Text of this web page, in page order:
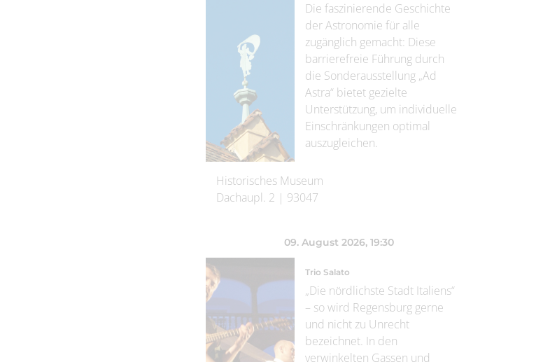
Die faszinierende Geschichte
der Astronomie für alle
zugänglich gemacht: Diese
barrierefreie Führung durch
die Sonderausstellung „Ad
Astra“ bietet gezielte
Unterstützung, um individuelle
Einschränkungen optimal
auszugleichen.
Historisches Museum
Dachaupl. 2 | 93047
09. August 2026, 19:30
Trio Salato
„Die nördlichste Stadt Italiens“
– so wird Regensburg gerne
und nicht zu Unrecht
bezeichnet. In den
verwinkelten Gassen und